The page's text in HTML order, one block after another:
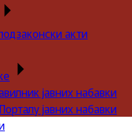
акти
јавних набавки
јавних набавки